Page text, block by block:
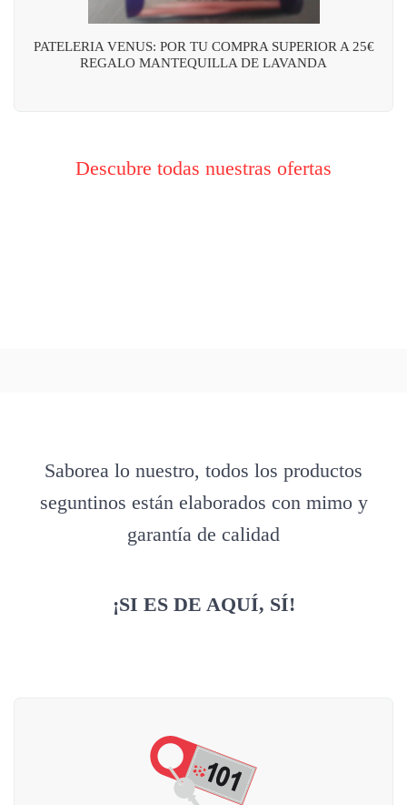
PATELERIA VENUS: POR TU COMPRA SUPERIOR A 25€
REGALO MANTEQUILLA DE LAVANDA
Descubre todas nuestras ofertas
Saborea lo nuestro, todos los productos
seguntinos están elaborados con mimo y
garantía de calidad
¡SI ES DE AQUÍ, SÍ!